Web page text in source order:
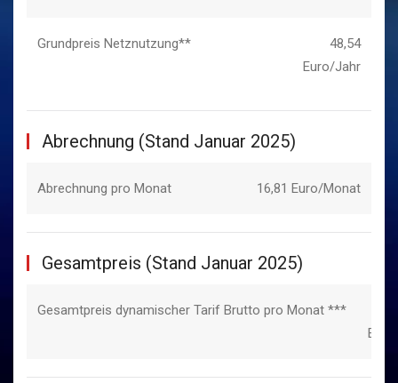
Grundpreis Netznutzung**
48,54
Euro/Jahr
Abrechnung (Stand Januar 2025)
Abrechnung pro Monat 16,81 Euro/Monat
Gesamtpreis (Stand Januar 2025)
Gesamtpreis dynamischer Tarif Brutto pro Monat ***